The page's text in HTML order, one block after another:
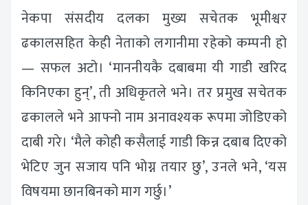
नेकपा संसदीय दलका मुख्य सचेतक भूमीश्वर
ढकालसहित केही नेताको लगानीमा रहेको कम्पनी हो
— सफल अटो। ‘माननीयकै दबाबमा यी गाडी खरिद
किनिएका हुन्’, ती अधिकृतले भने। तर प्रमुख सचेतक
ढकालले भने आफ्नो नाम अनावश्यक रूपमा जोडिएको
दाबी गरे। ‘मैले कोही कसैलाई गाडी किन्न दबाब दिएको
भेटिए जुन सजाय पनि भोग्न तयार छु’, उनले भने, ‘यस
विषयमा छानबिनको माग गर्छु।’